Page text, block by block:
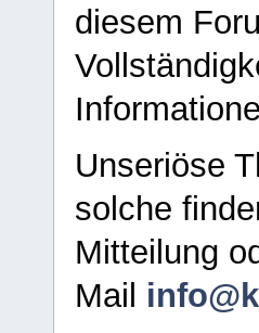
diesem
Unseriöse
solche
Mitteilung
Mail